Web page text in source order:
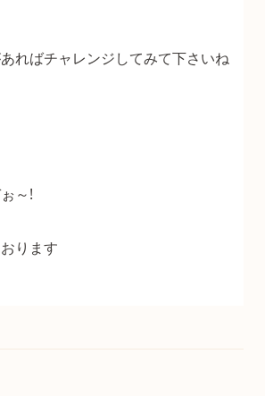
ればチャレンジしてみて下さいね
～!
ります